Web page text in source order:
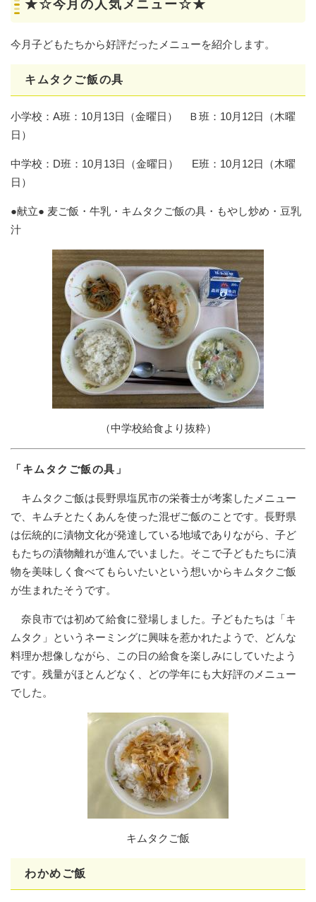
★☆今月の人気メニュー☆★
今月子どもたちから好評だったメニューを紹介します。
キムタクご飯の具
小学校：A班：10月13日（金曜日） Ｂ班：10月12日（木曜
日）
中学校：D班：10月13日（金曜日） E班：10月12日（木曜
日）
●献立● 麦ご飯・牛乳・キムタクご飯の具・もやし炒め・豆乳
汁
（中学校給食より抜粋）
「キムタクご飯の具」
キムタクご飯は長野県塩尻市の栄養士が考案したメニュー
で、キムチとたくあんを使った混ぜご飯のことです。長野県
は伝統的に漬物文化が発達している地域でありながら、子ど
もたちの漬物離れが進んでいました。そこで子どもたちに漬
物を美味しく食べてもらいたいという想いからキムタクご飯
が生まれたそうです。
奈良市では初めて給食に登場しました。子どもたちは「キ
ムタク」というネーミングに興味を惹かれたようで、どんな
料理か想像しながら、この日の給食を楽しみにしていたよう
です。残量がほとんどなく、どの学年にも大好評のメニュー
でした。
キムタクご飯
わかめご飯